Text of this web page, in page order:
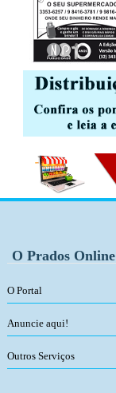
O Prados Online
O Portal
Anuncie aqui!
Outros Serviços